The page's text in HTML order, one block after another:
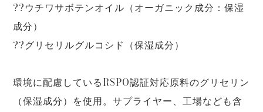
??ウチワサボテンオイル（オーガニック成分：保湿
成分）
??グリセリルグルコシド（保湿成分）
環境に配慮しているRSPO認証対応原料のグリセリン
（保湿成分）を使用。サプライヤー、工場なども含